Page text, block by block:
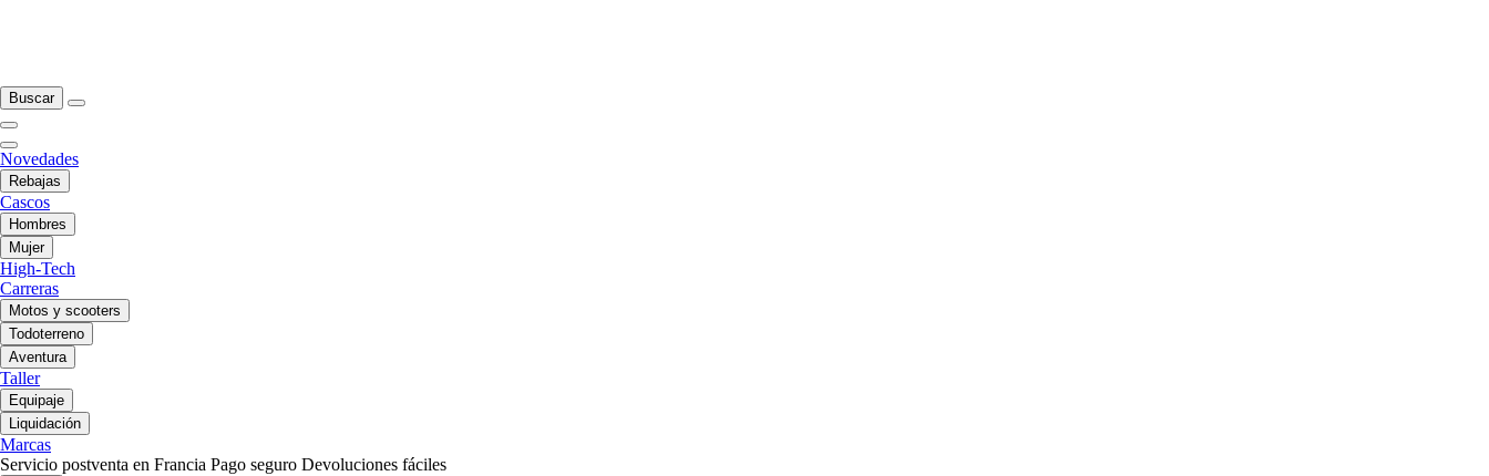
Buscar
Novedades
Rebajas
Cascos
Hombres
Mujer
High-Tech
Carreras
Motos y scooters
Todoterreno
Aventura
Taller
Equipaje
Liquidación
Marcas
Servicio postventa en Francia Pago seguro Devoluciones fáciles